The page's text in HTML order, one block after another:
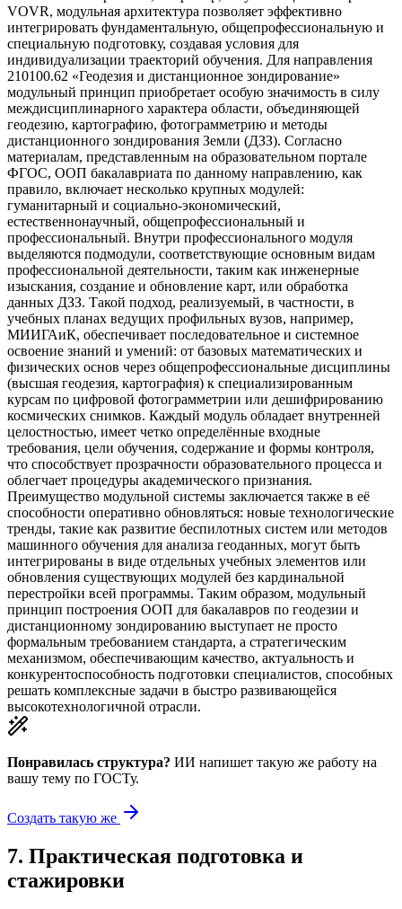
VOVR, модульная архитектура позволяет эффективно
интегрировать фундаментальную, общепрофессиональную и
специальную подготовку, создавая условия для
индивидуализации траекторий обучения. Для направления
210100.62 «Геодезия и дистанционное зондирование»
модульный принцип приобретает особую значимость в силу
междисциплинарного характера области, объединяющей
геодезию, картографию, фотограмметрию и методы
дистанционного зондирования Земли (ДЗЗ). Согласно
материалам, представленным на образовательном портале
ФГОС, ООП бакалавриата по данному направлению, как
правило, включает несколько крупных модулей:
гуманитарный и социально-экономический,
естественнонаучный, общепрофессиональный и
профессиональный. Внутри профессионального модуля
выделяются подмодули, соответствующие основным видам
профессиональной деятельности, таким как инженерные
изыскания, создание и обновление карт, или обработка
данных ДЗЗ. Такой подход, реализуемый, в частности, в
учебных планах ведущих профильных вузов, например,
МИИГАиК, обеспечивает последовательное и системное
освоение знаний и умений: от базовых математических и
физических основ через общепрофессиональные дисциплины
(высшая геодезия, картография) к специализированным
курсам по цифровой фотограмметрии или дешифрированию
космических снимков. Каждый модуль обладает внутренней
целостностью, имеет четко определённые входные
требования, цели обучения, содержание и формы контроля,
что способствует прозрачности образовательного процесса и
облегчает процедуры академического признания.
Преимущество модульной системы заключается также в её
способности оперативно обновляться: новые технологические
тренды, такие как развитие беспилотных систем или методов
машинного обучения для анализа геоданных, могут быть
интегрированы в виде отдельных учебных элементов или
обновления существующих модулей без кардинальной
перестройки всей программы. Таким образом, модульный
принцип построения ООП для бакалавров по геодезии и
дистанционному зондированию выступает не просто
формальным требованием стандарта, а стратегическим
механизмом, обеспечивающим качество, актуальность и
конкурентоспособность подготовки специалистов, способных
решать комплексные задачи в быстро развивающейся
высокотехнологичной отрасли.
Понравилась структура? ИИ напишет такую же работу на
вашу тему по ГОСТу.
Создать такую же
7. Практическая подготовка и
стажировки